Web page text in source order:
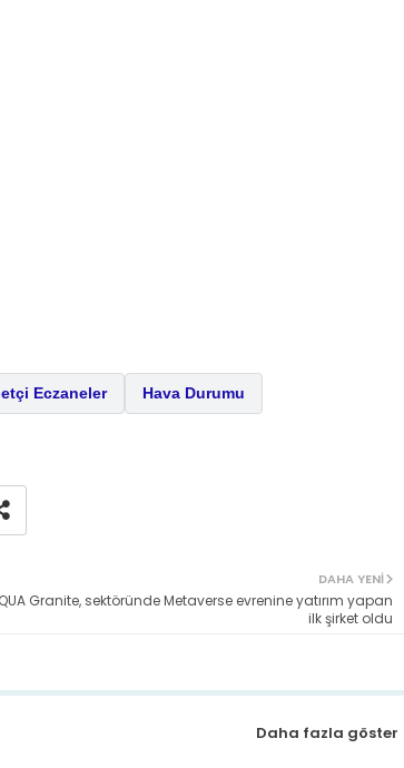
Eczaneler Hava Durumu
DAHA YENI
QUA Granite, sektöründe Metaverse evrenine yatırım yapan
ilk şirket oldu
Daha fazla göster